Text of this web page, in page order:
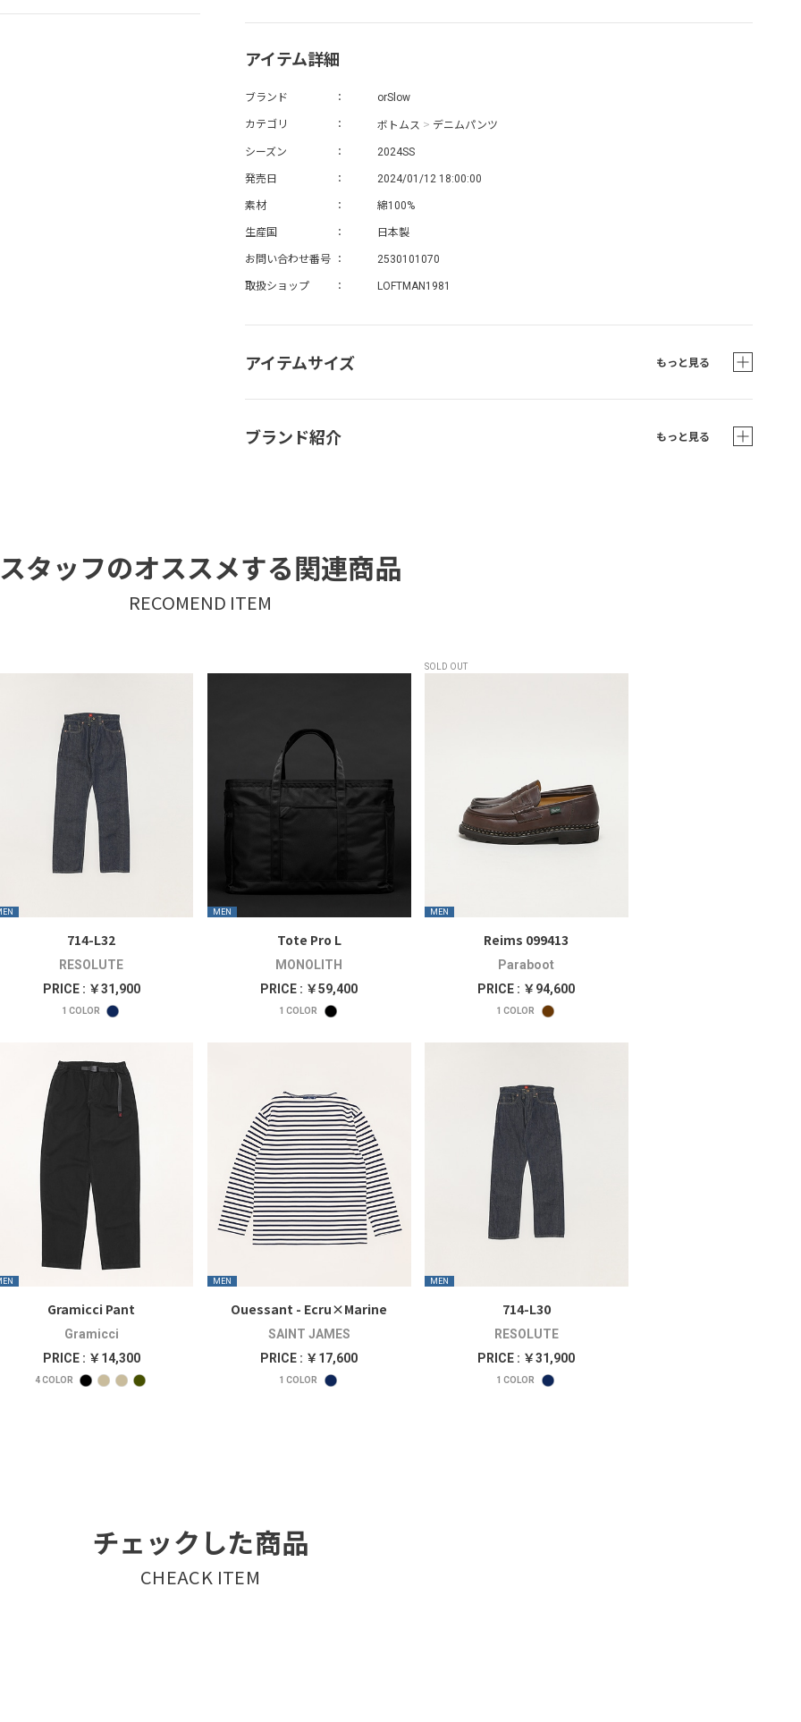
アイテム詳細
ブランド orSlow
カテゴリ ボトムス > デニムパンツ
シーズン 2024SS
発売日 2024/01/12 18:00:00
素材 綿100%
生産国 日本製
お問い合わせ番号 2530101070
取扱ショップ LOFTMAN1981
アイテムサイズ もっと見る
ブランド紹介 もっと見る
スタッフのオススメする関連商品
714-L32
RESOLUTE
PRICE : ￥31,900
1 COLOR
MEN
Tote Pro L
MONOLITH
PRICE : ￥59,400
1 COLOR
SOLD OUT
MEN
Reims 099413
Paraboot
PRICE : ￥94,600
1 COLOR
Gramicci Pant
Gramicci
PRICE : ￥14,300
4COLOR
MEN
Ouessant - Ecru×Marine
SAINT JAMES
PRICE : ￥17,600
1 COLOR
MEN
714-L30
RESOLUTE
PRICE : ￥31,900
1 COLOR
チェックした商品